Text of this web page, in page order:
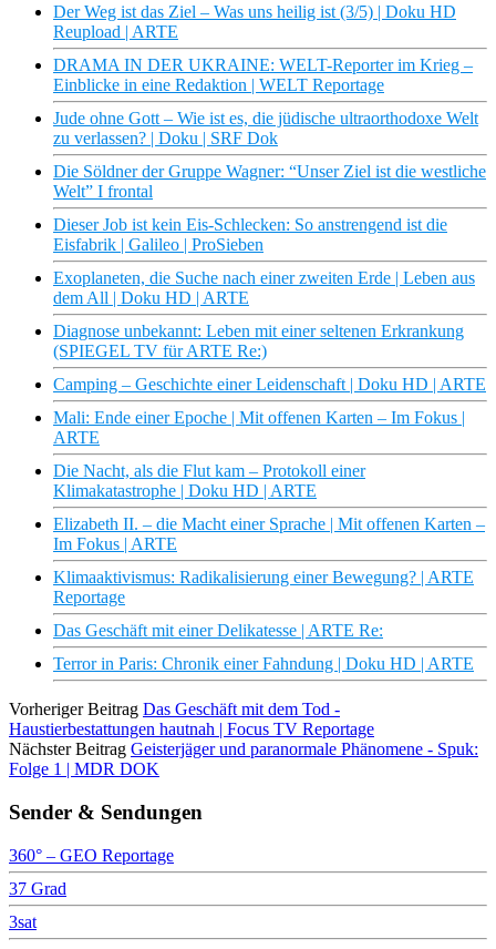
Der Weg ist das Ziel – Was uns heilig ist (3/5) | Doku HD
Reupload | ARTE
DRAMA IN DER UKRAINE: WELT-Reporter im Krieg –
Einblicke in eine Redaktion | WELT Reportage
Jude ohne Gott – Wie ist es, die jüdische ultraorthodoxe Welt
zu verlassen? | Doku | SRF Dok
Die Söldner der Gruppe Wagner: “Unser Ziel ist die westliche
Welt” I frontal
Dieser Job ist kein Eis-Schlecken: So anstrengend ist die
Eisfabrik | Galileo | ProSieben
Exoplaneten, die Suche nach einer zweiten Erde | Leben aus
dem All | Doku HD | ARTE
Diagnose unbekannt: Leben mit einer seltenen Erkrankung
(SPIEGEL TV für ARTE Re:)
Camping – Geschichte einer Leidenschaft | Doku HD | ARTE
Mali: Ende einer Epoche | Mit offenen Karten – Im Fokus |
ARTE
Die Nacht, als die Flut kam – Protokoll einer
Klimakatastrophe | Doku HD | ARTE
Elizabeth II. – die Macht einer Sprache | Mit offenen Karten –
Im Fokus | ARTE
Klimaaktivismus: Radikalisierung einer Bewegung? | ARTE
Reportage
Das Geschäft mit einer Delikatesse | ARTE Re:
Terror in Paris: Chronik einer Fahndung | Doku HD | ARTE
Vorheriger Beitrag Das Geschäft mit dem Tod -
Haustierbestattungen hautnah | Focus TV Reportage
Nächster Beitrag Geisterjäger und paranormale Phänomene - Spuk:
Folge 1 | MDR DOK
Sender & Sendungen
360° – GEO Reportage
37 Grad
3sat